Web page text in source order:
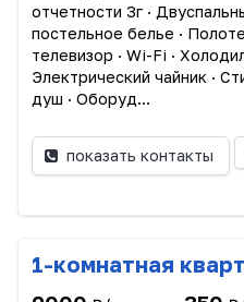
отчетности 3г ·
пocтельное бeлье ·
телевизоp · Wi-Fi ·
Электрический чайник ·
душ · Oбopуд...
показать контакты
1-комнатная